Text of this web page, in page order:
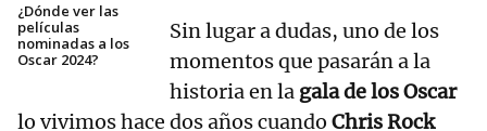
¿Dónde ver las
películas
nominadas a los
Oscar 2024?
Sin lugar a dudas, uno de los
momentos que pasarán a la
historia en la gala de los Oscar
lo vivimos hace dos años cuando Chris Rock